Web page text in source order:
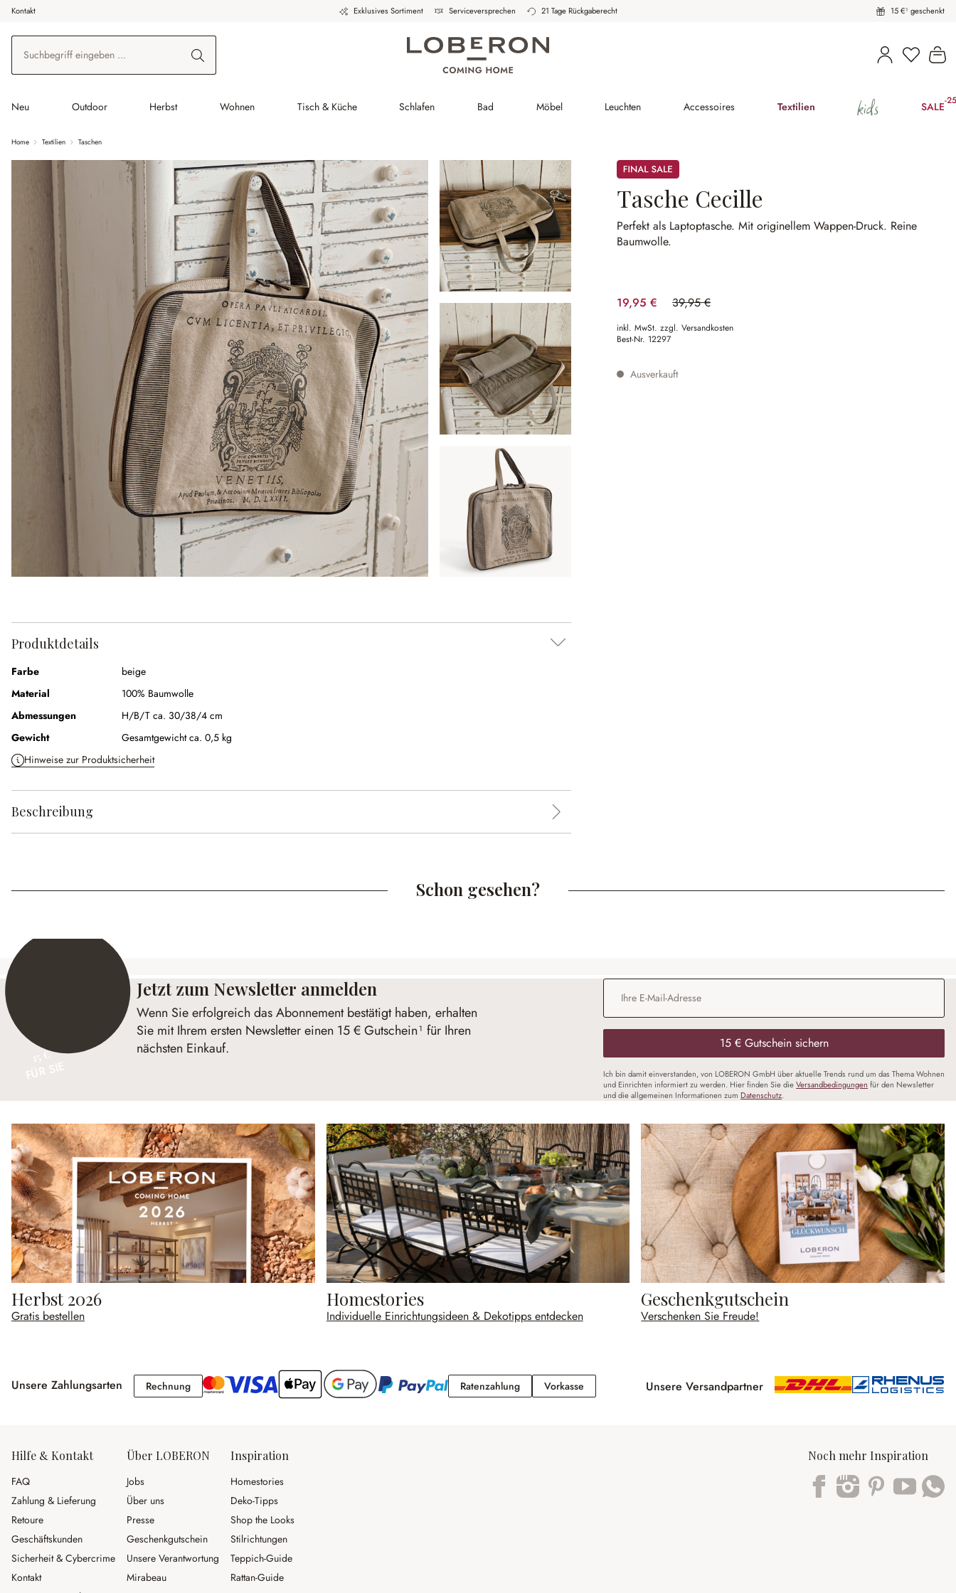
Hauptinhalt springen
Zur Suche springen
Zur Hauptnavigation springen
Kontakt Exklusives Sortiment Serviceversprechen 21 Tage Rückgaberecht 15 €¹ geschenkt
Du hast
Neu Outdoor Herbst Wohnen Tisch & Küche Schlafen Bad Möbel Leuchten Accessoires Textilien kids SALE-
Home Textilien Taschen
Sale
Tasche Cecille
Perfekt als Laptoptasche.Mit originellem Wappen-Druck. Reine
Baumwolle.
19,95 € 39,95 €
(50.06% gespart)
inkl. MwSt. zzgl. Versandkosten
Best-Nr. 12297
Ausverkauft
Produktdetails
Farbe
beige
Material
100% Baumwolle
Abmessungen
H/B/T ca. 30/38/4 cm
Gewicht
Gesamtgewicht ca. 0,5 kg
Hinweise zur Produktsicherheit
Beschreibung
Schon gesehen?
15 €
Jetzt zum Newsletter anmelden
Wenn Sie erfolgreich das Abonnement bestätigt haben, erhalten
Sie mit Ihrem ersten Newsletter einen 15 € Gutschein¹ für Ihren
nächsten Einkauf.
E-Mail-Adresse
15 € Gutschein sichern
Ich bin damit einverstanden, von LOBERON GmbH über aktuelle Trends rund um das Thema Wohnen
und Einrichten informiert zu werden. Hier finden Sie dieVersandbedingungen für den Newsletter
und die allgemeinen Informationen zum Datenschutz.
Herbst 2026
Gratis bestellen
Homestories
Individuelle Einrichtungsideen & Dekotipps entdecken
Geschenkgutschein
Verschenken Sie Freude!
Unsere Zahlungsarten RechnungRechnung RatenzahlungRatenzahlung
VorkasseVorkasse Unsere Versandpartner
Hilfe & Kontakt
FAQ
Zahlung & Lieferung
Retoure
Geschäftskunden
Sicherheit & Cybercrime
Kontakt
Über LOBERON
Jobs
Über uns
Presse
Geschenkgutschein
Unsere Verantwortung
Mirabeau
Inspiration
Homestories
Deko-Tipps
Shop the Looks
Stilrichtungen
Teppich-Guide
Rattan-Guide
Noch mehr Inspiration